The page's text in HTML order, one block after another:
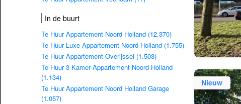
In de buurt
Te Huur Appartement Noord Holland (12.370)
Te Huur Luxe Appartement Noord Holland (1.755)
Te Huur Appartement Overijssel (1.503)
Te Huur 3 Kamer Appartement Noord Holland
(1.134)
Te Huur Appartement Noord Holland Garage
(1.057)
Nieuw